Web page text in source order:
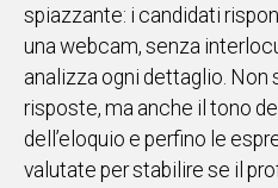
spiazzante: i candidati
una webcam, senza
analizza ogni dettaglio.
risposte, ma anche il tono
dell’eloquio e perfino le
valutate per stabilire se il